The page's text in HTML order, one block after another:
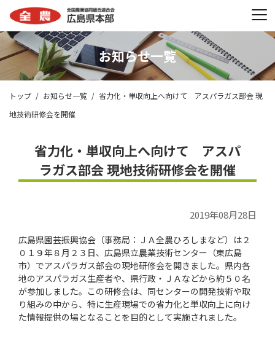
お知らせ一覧
トップ お知らせ一覧
省力化・単収向上へ向けて アスパラガス部会 現
地技術研修会を開催
省力化・単収向上へ向けて アスパ
ラガス部会 現地技術研修会を開催
2019年08月28日
広島県園芸振興協会（事務局：ＪＡ全農ひろしまなど）は２
０１９年８月２３日、広島県立農業技術センター（東広島
市）でアスパラガス部会の現地研修会を開きました。県内各
地のアスパラガス生産者や、県行政・ＪＡなどから約５０名
が参加しました。この研修会は、同センターの開発技術や取
り組みの中から、特に生産現場での省力化と単収向上に向け
た情報提供の場となることを目的として実施されました。